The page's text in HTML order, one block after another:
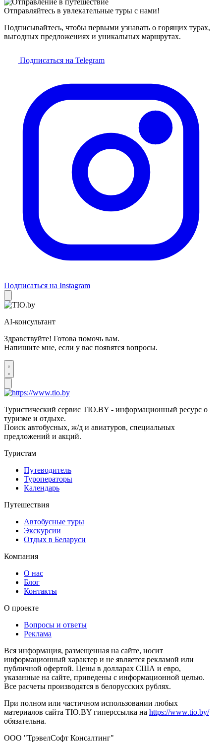
Отправляйтесь в увлекательные туры с нами!
Подписывайтесь, чтобы первыми узнавать о горящих турах,
выгодных предложениях и уникальных маршрутах.
Подписаться на Telegram
Подписаться на Instagram
AI-консультант
Здравствуйте! Готова помочь вам.
Напишите мне, если у вас появятся вопросы.
Туристический сервис TIO.BY - информационный ресурс о
туризме и отдыхе.
Поиск автобусных, ж/д и авиатуров, специальных
предложений и акций.
Туристам
Путеводитель
Туроператоры
Календарь
Путешествия
Автобусные туры
Экскурсии
Отдых в Беларуси
Компания
О нас
Блог
Контакты
О проекте
Вопросы и ответы
Реклама
Вся информация, размещенная на сайте, носит
информационный характер и не является рекламой или
публичной офертой. Цены в долларах США и евро,
указанные на сайте, приведены с информационной целью.
Все расчеты производятся в белорусских рублях.
При полном или частичном использовании любых
материалов сайта TIO.BY гиперссылка на https://www.tio.by/
обязательна.
ООО "ТрэвелСофт Консалтинг"